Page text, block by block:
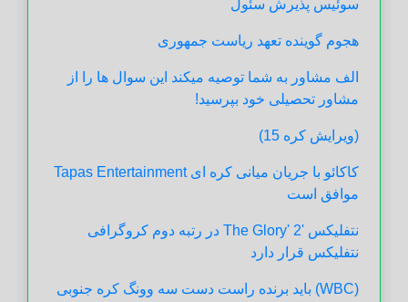
سوئیس پذیرش سئول
هجوم گوینده تعهد ریاست جمهوری
الف مشاور به شما توصیه میکند این سوال ها را از
مشاور تحصیلی خود بپرسید!
(ویرایش کره 15)
کاکائو با جریان میانی کره ای Tapas Entertainment
موافق است
نتفلیکس 'The Glory' 2 در رتبه دوم کروگرافی
نتفلیکس قرار دارد
(WBC) باید برنده راست دست سه وونگ کره جنوبی